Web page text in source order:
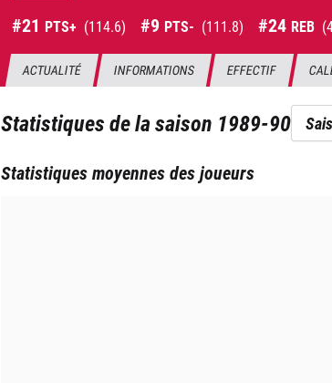
#21 PTS+ (114.6) #9 PTS- (111.8) #24 REB (
ACTUALITÉ INFORMATIONS EFFECTIF
Statistiques de la saison 1989-90
Statistiques moyennes des joueurs